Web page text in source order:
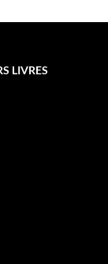
LIVRES